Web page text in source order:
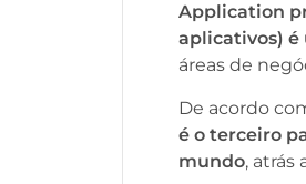
Application
aplicativos) é
áreas de
De acordo
é o terceiro
mundo, atrás